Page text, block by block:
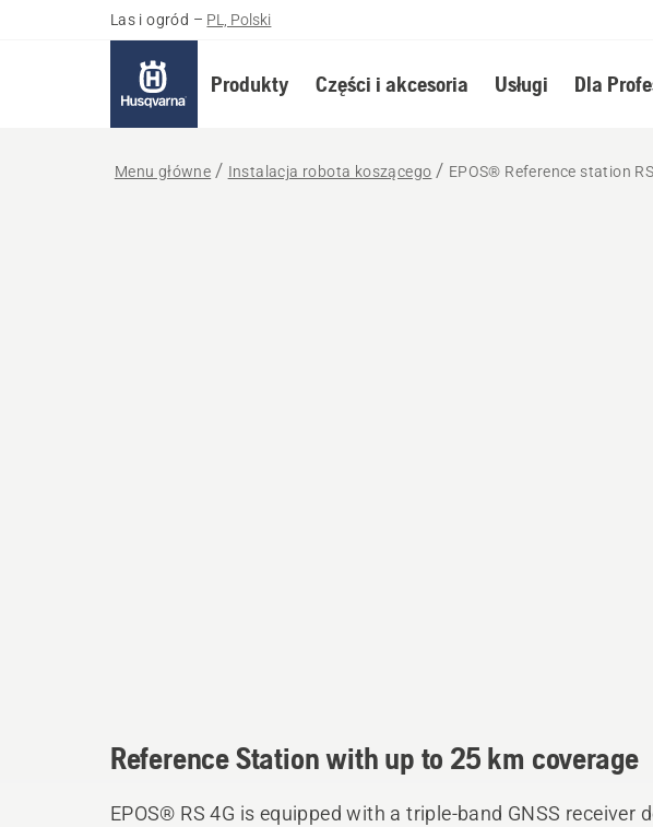
Las i ogród – PL, Polski
Produkty Części i akcesoria Usługi Dla
Menu główne Instalacja robota koszącego EPOS® Reference station
Reference Station with up to 25 km coverage
EPOS® RS 4G is equipped with a triple-band GNSS receiver